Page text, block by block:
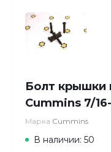
Болт крышки
Cummins 7/
Марка Cummins
В наличии: 50